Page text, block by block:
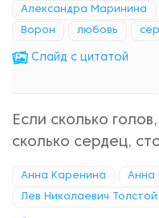
Александра Маринина
Ворон любовь
Cлайд с цитатой
Если сколько
сколько сердец,
Анна Каренина Анна
Лев Николаевич Толстой